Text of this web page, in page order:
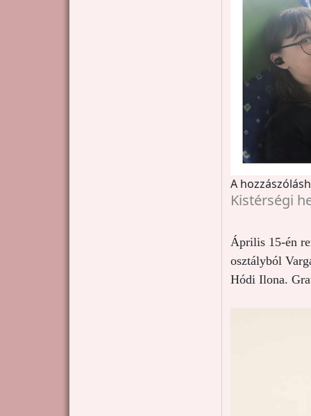
A
Kistérségi
Április 15-én
osztályból
Hódi Ilona.